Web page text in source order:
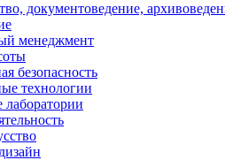
документоведение,
менеджмент
безопасность
технологии